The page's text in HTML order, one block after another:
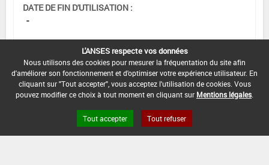
DATE DE FIN D'UTILISATION :
-
L'ANSES respecte vos données
Nous utilisons des cookies pour mesurer la fréquentation du site afin
d'améliorer son fonctionnement et d'optimiser votre expérience utilisateur. En
cliquant sur "Tout accepter", vous acceptez l'utilisation de cookies. Vous
pouvez modifier ce choix à tout moment en cliquant sur Mentions légales
Tout accepter Tout refuser